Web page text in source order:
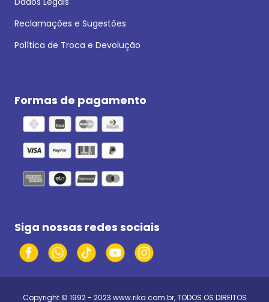
Reclamações e Sugestões
Política de Troca e Devolução
Formas de pagamento
Siga nossas redes sociais
Copyright © 1992 - 2023 www.rika.com.br, TODOS OS DIREITOS